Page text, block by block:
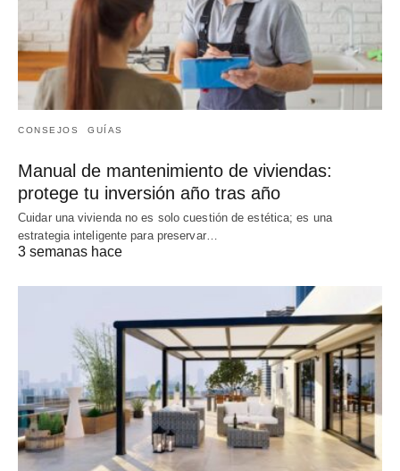
CONSEJOS GUÍAS
Manual de mantenimiento de viviendas:
protege tu inversión año tras año
Cuidar una vivienda no es solo cuestión de estética; es una
estrategia inteligente para preservar…
3 semanas hace